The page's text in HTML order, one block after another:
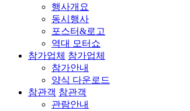
행사개요
동시행사
포스터&로고
역대 모터쇼
참가업체 참가업체
참가안내
양식 다운로드
참관객 참관객
관람안내